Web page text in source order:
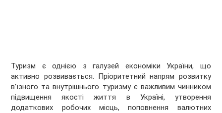
Туризм є однією з галузей економіки України, що
активно розвивається. Пріоритетний напрям розвитку
в’їзного та внутрішнього туризму є важливим чинником
підвищення якості життя в Україні, утворення
додаткових робочих місць, поповнення валютних